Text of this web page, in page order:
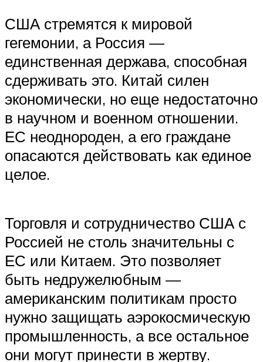
США стремятся к мировой
гегемонии, а Россия —
единственная держава, способная
сдерживать это. Китай силен
экономически, но еще недостаточно
в научном и военном отношении.
ЕС неоднороден, а его граждане
опасаются действовать как единое
целое.
Торговля и сотрудничество США с
Россией не столь значительны с
ЕС или Китаем. Это позволяет
быть недружелюбным —
американским политикам просто
нужно защищать аэрокосмическую
промышленность, а все остальное
они могут принести в жертву.